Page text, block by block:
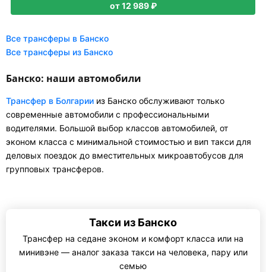
от 12 989 ₽
Все трансферы в Банско
Все трансферы из Банско
Банско: наши автомобили
Трансфер в Болгарии из Банско обслуживают только
современные автомобили с профессиональными
водителями. Большой выбор классов автомобилей, от
эконом класса с минимальной стоимостью и вип такси для
деловых поездок до вместительных микроавтобусов для
групповых трансферов.
Такси из Банско
Трансфер на седане эконом и комфорт класса или на
минивэне — аналог заказа такси на человека, пару или
семью